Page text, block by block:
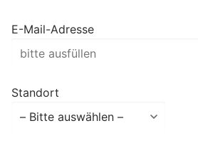
E-Mail-Adresse
Standort